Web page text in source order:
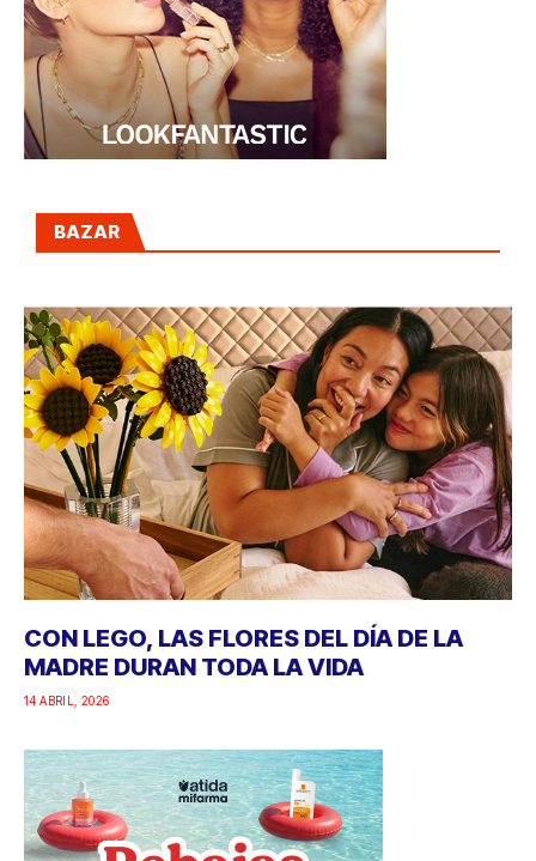
BAZAR
CON LEGO, LAS FLORES DEL DÍA DE LA
MADRE DURAN TODA LA VIDA
14 ABRIL, 2026